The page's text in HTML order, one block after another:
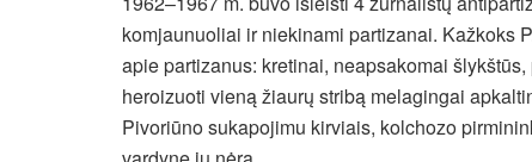
komjaunuoliai ir niekinami partizanai. Kažkoks
apie partizanus: kretinai, neapsakomai
heroizuoti vieną žiaurų stribą melagingai
Pivoriūno sukapojimu kirviais, kolchozo